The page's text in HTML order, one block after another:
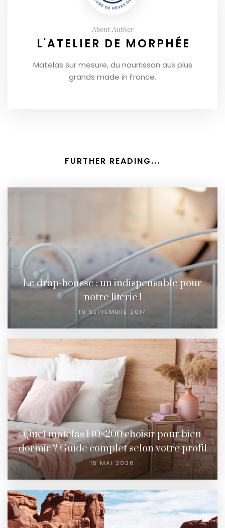
About Author
L'ATELIER DE MORPHÉE
Matelas sur mesure, du nourrisson aux plus
grands made in France.
FURTHER READING...
Le drap-housse : un indispensable pour
notre literie !
19 SEPTEMBRE 2017
Quel matelas 140×200 choisir pour bien
dormir ? Guide complet selon votre profil
15 MAI 2026